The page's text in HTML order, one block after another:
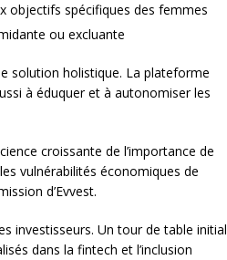
objectifs spécifiques des femmes
ou excluante
solution holistique. La plateforme
à éduquer et à autonomiser les
croissante de l’importance de
vulnérabilités économiques de
d’Evvest.
investisseurs. Un tour de table initial
dans la fintech et l’inclusion